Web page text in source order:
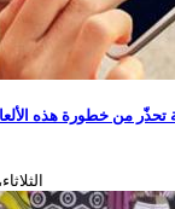
تحذّر من خطورة هذه
الثلاثاء، 27 ديسمبر، 2022 - 11:19